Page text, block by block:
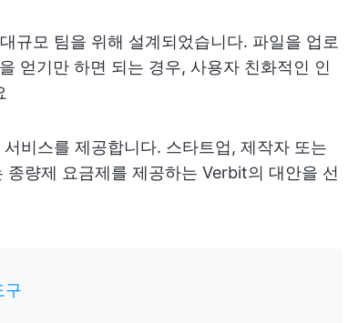
규모 팀을 위해 설계되었습니다. 파일을 업로
얻기만 하면 되는 경우, 사용자 친화적인 인
비스를 제공합니다. 스타트업, 제작자 또는
량제 요금제를 제공하는 Verbit의 대안을 선
구